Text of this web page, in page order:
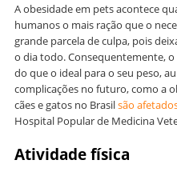
A obesidade em pets acontece
humanos o mais ração que o
grande parcela de culpa, pois
o dia todo. Consequentemente,
do que o ideal para o seu peso,
complicações no futuro, como a
cães e gatos no Brasilsão
Hospital Popular de Medicina
Atividade física